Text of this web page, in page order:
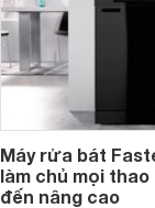
Máy rửa bát
làm chủ mọi
đến nâng cao